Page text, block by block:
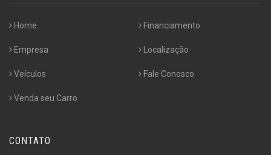
Home
Empresa
Veículos
Venda seu Carro
Financiamento
Localização
Fale Conosco
CONTATO